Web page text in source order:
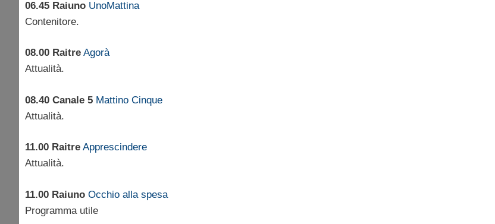
06.45 Raiuno UnoMattina
Contenitore.
08.00 Raitre Agorà
Attualità.
08.40 Canale 5 Mattino Cinque
Attualità.
11.00 Raitre Apprescindere
Attualità.
11.00 Raiuno Occhio alla spesa
Programma utile